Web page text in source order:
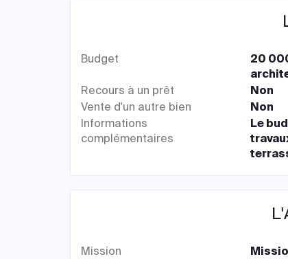
Budget
20
Recours à un prêt
Non
Vente d'un autre bien
Non
Informations
complémentaires
Le
Mission